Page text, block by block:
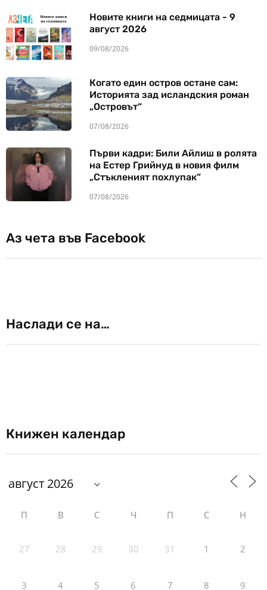
Новите книги на седмицата - 9
август 2026
09/08/2026
Когато един остров остане сам:
Историята зад исландския роман
„Островът“
07/08/2026
Първи кадри: Били Айлиш в ролята
на Естер Грийнуд в новия филм
„Стъкленият похлупак“
07/08/2026
Аз чета във Facebook
Наслади се на…
Книжен календар
П В С Ч П С Н
27 28 29 30 31 1 2
3 4 5 6 7 8 9